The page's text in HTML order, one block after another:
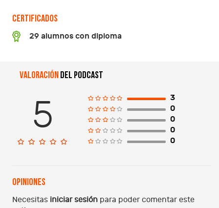
Certificados
29 alumnos con diploma
Valoración del podcast
5
3
0
0
0
0
Opiniones
Necesitas iniciar sesión para poder comentar este